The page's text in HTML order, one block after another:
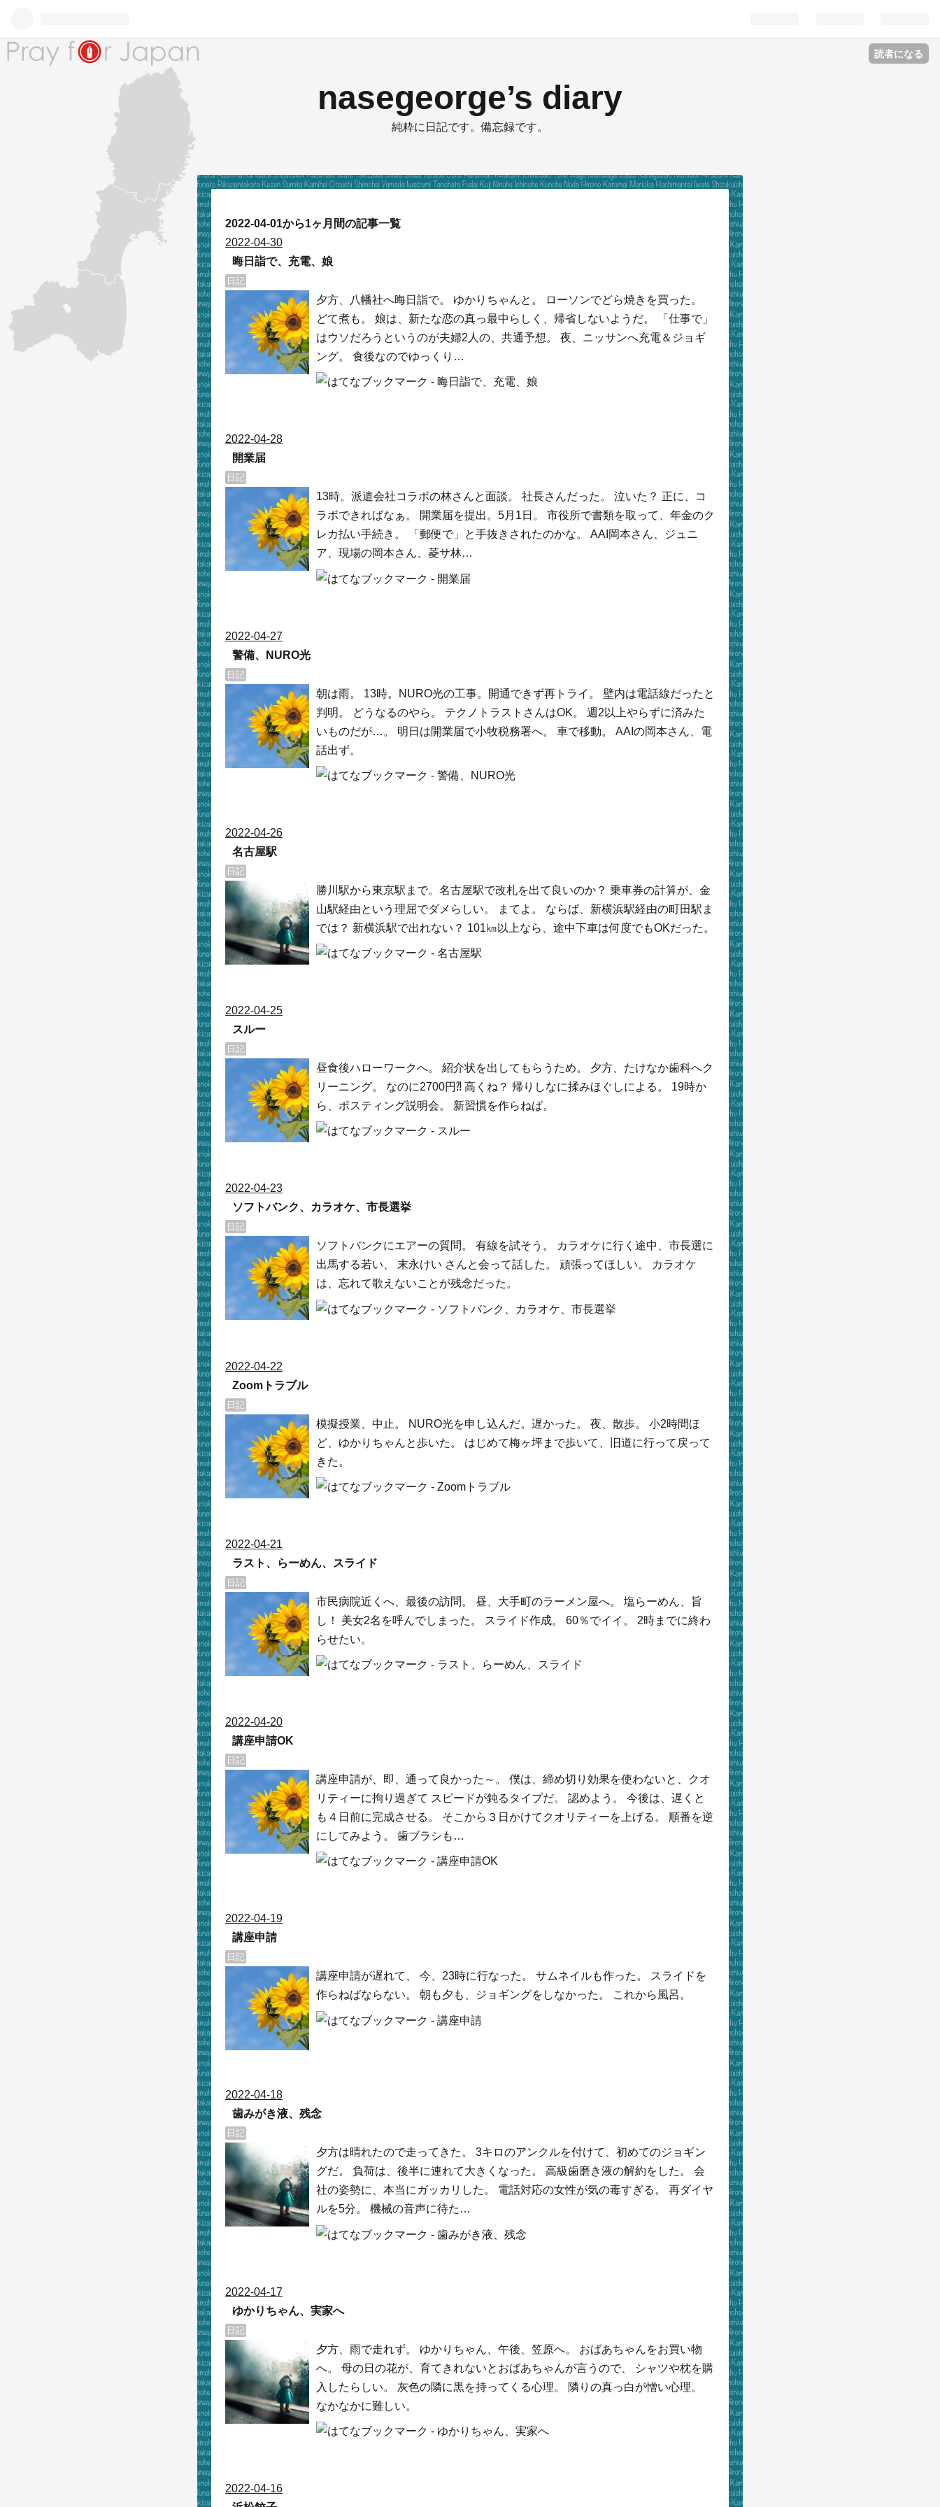
読者になる
nasegeorge’s diary
純粋に日記です。備忘録です。
2022-04-01から1ヶ月間の記事一覧
2022-04-30
晦日詣で、充電、娘
日記
夕方、八幡社へ晦日詣で。 ゆかりちゃんと。 ローソンでどら焼きを買った。
どて煮も。 娘は、新たな恋の真っ最中らしく、帰省しないようだ。 「仕事で」
はウソだろうというのが夫婦2人の、共通予想。 夜、ニッサンへ充電＆ジョギ
ング。 食後なのでゆっくり…
2022-04-28
開業届
日記
13時。派遣会社コラボの林さんと面談。 社長さんだった。 泣いた？ 正に、コ
ラボできればなぁ。 開業届を提出。5月1日。 市役所で書類を取って、年金のク
レカ払い手続き。 「郵便で」と手抜きされたのかな。 AAI岡本さん、ジュニ
ア、現場の岡本さん、菱サ林…
2022-04-27
警備、NURO光
日記
朝は雨。 13時。NURO光の工事。開通できず再トライ。 壁内は電話線だったと
判明。 どうなるのやら。 テクノトラストさんはOK。 週2以上やらずに済みた
いものだが…。 明日は開業届で小牧税務署へ。 車で移動。 AAIの岡本さん、電
話出ず。
2022-04-26
名古屋駅
日記
勝川駅から東京駅まで。名古屋駅で改札を出て良いのか？ 乗車券の計算が、金
山駅経由という理屈でダメらしい。 まてよ。 ならば、新横浜駅経由の町田駅ま
では？ 新横浜駅で出れない？ 101㎞以上なら、途中下車は何度でもOKだった。
2022-04-25
スルー
日記
昼食後ハローワークへ。 紹介状を出してもらうため。 夕方、たけなか歯科へク
リーニング。 なのに2700円⁈ 高くね？ 帰りしなに揉みほぐしによる。 19時か
ら、ポスティング説明会。 新習慣を作らねば。
2022-04-23
ソフトバンク、カラオケ、市長選挙
日記
ソフトバンクにエアーの質問。 有線を試そう。 カラオケに行く途中、市長選に
出馬する若い、 末永けい さんと会って話した。 頑張ってほしい。 カラオケ
は、忘れて歌えないことが残念だった。
2022-04-22
Zoomトラブル
日記
模擬授業、中止。 NURO光を申し込んだ。遅かった。 夜、散歩。 小2時間ほ
ど、ゆかりちゃんと歩いた。 はじめて梅ヶ坪まで歩いて、旧道に行って戻って
きた。
2022-04-21
ラスト、らーめん、スライド
日記
市民病院近くへ、最後の訪問。 昼、大手町のラーメン屋へ。 塩らーめん、旨
し！ 美女2名を呼んでしまった。 スライド作成。 60％でイイ。 2時までに終わ
らせたい。
2022-04-20
講座申請OK
日記
講座申請が、即、通って良かった～。 僕は、締め切り効果を使わないと、クオ
リティーに拘り過ぎて スピードが鈍るタイプだ。 認めよう。 今後は、遅くと
も４日前に完成させる。 そこから３日かけてクオリティーを上げる。 順番を逆
にしてみよう。 歯ブラシも…
2022-04-19
講座申請
日記
講座申請が遅れて、 今、23時に行なった。 サムネイルも作った。 スライドを
作らねばならない。 朝も夕も、ジョギングをしなかった。 これから風呂。
2022-04-18
歯みがき液、残念
日記
夕方は晴れたので走ってきた。 3キロのアンクルを付けて、初めてのジョギン
グだ。 負荷は、後半に連れて大きくなった。 高級歯磨き液の解約をした。 会
社の姿勢に、本当にガッカリした。 電話対応の女性が気の毒すぎる。 再ダイヤ
ルを5分。 機械の音声に待た…
2022-04-17
ゆかりちゃん、実家へ
日記
夕方、雨で走れず。 ゆかりちゃん、午後、笠原へ。 おばあちゃんをお買い物
へ。 母の日の花が、育てきれないとおばあちゃんが言うので、 シャツや枕を購
入したらしい。 灰色の隣に黒を持ってくる心理。 隣りの真っ白が憎い心理。
なかなかに難しい。
2022-04-16